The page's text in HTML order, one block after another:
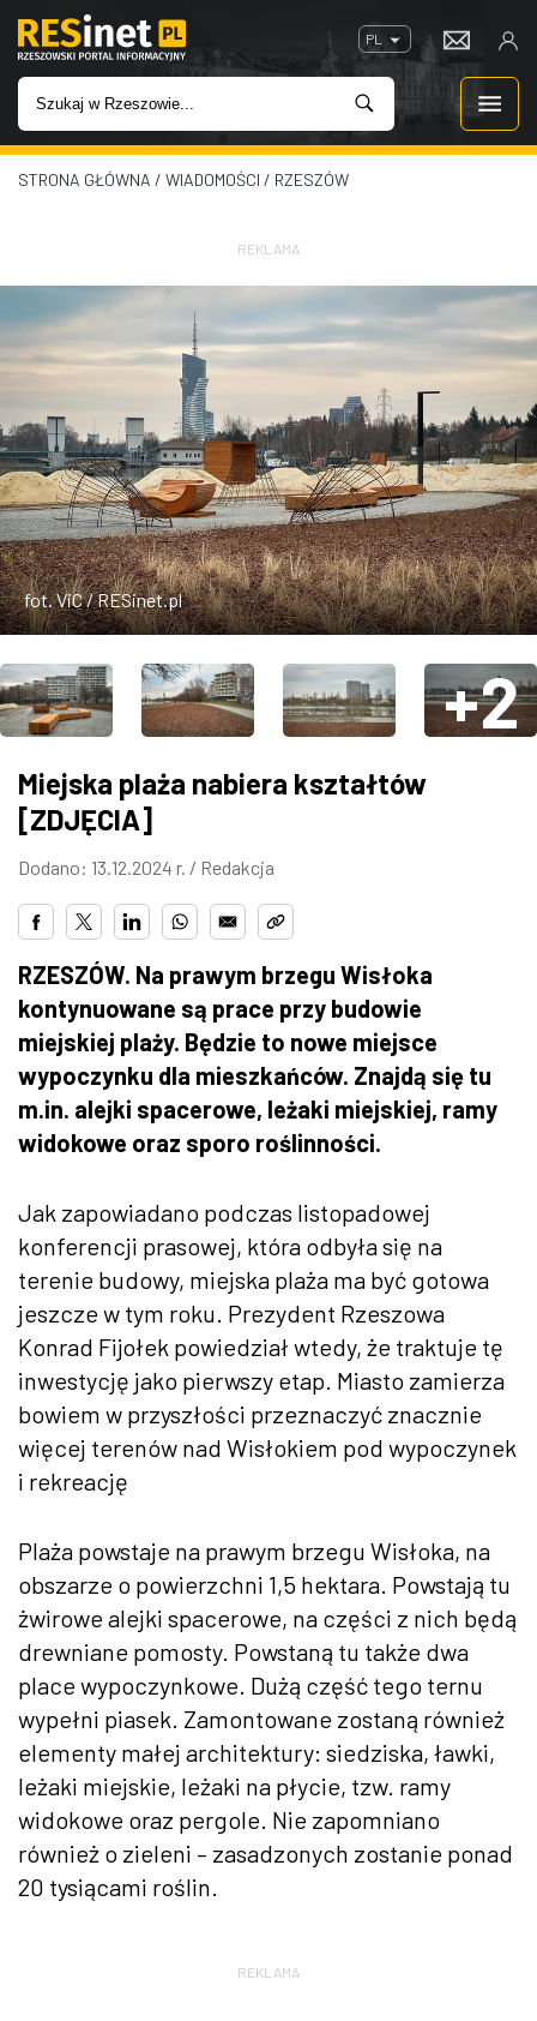
PL
WIADOMOŚCI
IMPREZY
ROZRYWKA
W KINACH
GASTRONOMIA
ZDJĘCIA
W RZESZOWIE
STRONA GŁÓWNA / WIADOMOŚCI / RZESZÓW
REKLAMA
fot. ViC / RESinet.pl
+2
Miejska plaża nabiera kształtów
[ZDJĘCIA]
Dodano: 13.12.2024 r. / Redakcja
RZESZÓW. Na prawym brzegu Wisłoka
kontynuowane są prace przy budowie
miejskiej plaży. Będzie to nowe miejsce
wypoczynku dla mieszkańców. Znajdą się tu
m.in. alejki spacerowe, leżaki miejskiej, ramy
widokowe oraz sporo roślinności.
Jak zapowiadano podczas listopadowej
konferencji prasowej, która odbyła się na
terenie budowy, miejska plaża ma być gotowa
jeszcze w tym roku. Prezydent Rzeszowa
Konrad Fijołek powiedział wtedy, że traktuje tę
inwestycję jako pierwszy etap. Miasto zamierza
bowiem w przyszłości przeznaczyć znacznie
więcej terenów nad Wisłokiem pod wypoczynek
i rekreację
Plaża powstaje na prawym brzegu Wisłoka, na
obszarze o powierzchni 1,5 hektara. Powstają tu
żwirowe alejki spacerowe, na części z nich będą
drewniane pomosty. Powstaną tu także dwa
place wypoczynkowe. Dużą część tego ternu
wypełni piasek. Zamontowane zostaną również
elementy małej architektury: siedziska, ławki,
leżaki miejskie, leżaki na płycie, tzw. ramy
widokowe oraz pergole. Nie zapomniano
również o zieleni – zasadzonych zostanie ponad
20 tysiącami roślin.
REKLAMA